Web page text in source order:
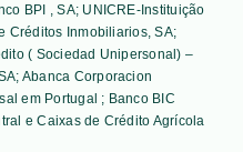
BPI , SA; UNICRE-Instituição
Créditos Inmobiliarios, SA;
( Sociedad Unipersonal) –
Abanca Corporacion
em Portugal ; Banco BIC
e Caixas de Crédito Agrícola